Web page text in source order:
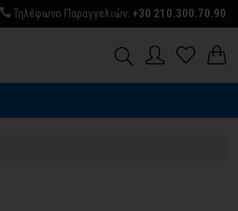
Τηλέφωνο Παραγγελιών: +30 210.300.70.90